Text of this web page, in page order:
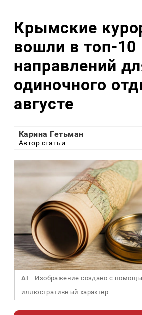
Крымские
вошли в топ-10
направлений
одиночного
августе
Карина Гетьман
Автор статьи
AI
Изображение создано с
иллюстративный характер